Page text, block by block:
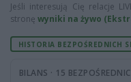
Jeśli interesują Cię relacje
stronę wyniki na żywo
HISTORIA BEZPOŚREDNICH
BILANS · 15